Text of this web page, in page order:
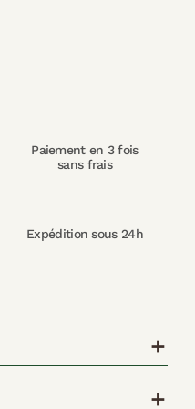
Paiement en 3 fois
sans frais
Expédition sous 24h
add
add